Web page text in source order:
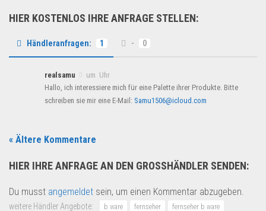
HIER KOSTENLOS IHRE ANFRAGE STELLEN:
Händleranfragen: 1 - 0
realsamu
um Uhr
Hallo, ich interessiere mich für eine Palette ihrer Produkte. Bitte
schreiben sie mir eine E-Mail: Samu1506@icloud.com
« Ältere Kommentare
HIER IHRE ANFRAGE AN DEN GROSSHÄNDLER SENDEN:
Du musst angemeldet sein, um einen Kommentar abzugeben.
weitere Händler Angebote: b ware fernseher
fernseher b ware